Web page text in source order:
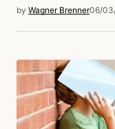
Dyego Abrantes
Acesse para
by Wagner Brenner06/